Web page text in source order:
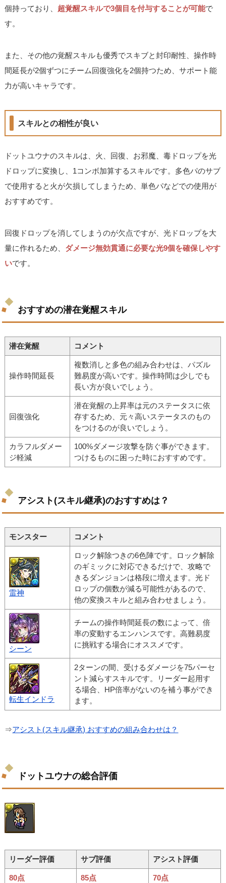
個持っており、 超覚醒スキルで3個目を付与することが可能で
す。
また、その他の覚醒スキルも優秀でスキブと封印耐性、操作時
間延長が2個ずつにチーム回復強化を2個持つため、サポート能
力が高いキャラです。
スキルとの相性が良い
ドットユウナのスキルは、火、回復、お邪魔、毒ドロップを光
ドロップに変換し、1コンボ加算するスキルです。多色パのサブ
で使用すると火が欠損してしまうため、単色パなどでの使用が
おすすめです。
回復ドロップを消してしまうのが欠点ですが、光ドロップを大
量に作れるため、 ダメージ無効貫通に必要な光9個を確保しやす
いです。
おすすめの潜在覚醒スキル
潜在覚醒 コメント
操作時間延長
複数消しと多色の組み合わせは、パズル
難易度が高いです。操作時間は少しでも
長い方が良いでしょう。
回復強化
潜在覚醒の上昇率は元のステータスに依
存するため、元々高いステータスのもの
をつけるのが良いでしょう。
カラフルダメー
ジ軽減
100%ダメージ攻撃を防ぐ事ができます。
つけるものに困った時におすすめです。
アシスト(スキル継承)のおすすめは？
モンスター コメント
雷神
ロック解除つきの6色陣です。ロック解除
のギミックに対応できるだけで、攻略で
きるダンジョンは格段に増えます。光ド
ロップの個数が減る可能性があるので、
他の変換スキルと組み合わせましょう。
シーン
チームの操作時間延長の数によって、倍
率の変動するエンハンスです。高難易度
に挑戦する場合にオススメです。
転生インドラ
2ターンの間、受けるダメージを75パーセ
ント減らすスキルです。リーダー起用す
る場合、HP倍率がないのを補う事ができ
ます。
⇒アシスト(スキル継承) おすすめの組み合わせは？
ドットユウナの総合評価
リーダー評価 サブ評価 アシスト評価
80点 85点 70点